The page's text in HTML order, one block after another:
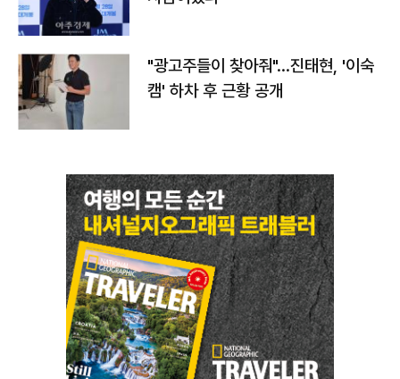
"광고주들이 찾아줘"…진태현, '이숙
캠' 하차 후 근황 공개